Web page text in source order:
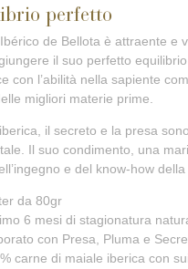
perfetto
de Bellota è attraente e
il suo perfetto
con l’abilità nella sapiente
migliori materie prime.
il secreto e la presa
Il suo condimento, una
e del know-how della
da 80gr
6 mesi di stagionatura
con Presa, Pluma e
carne di maiale iberica con